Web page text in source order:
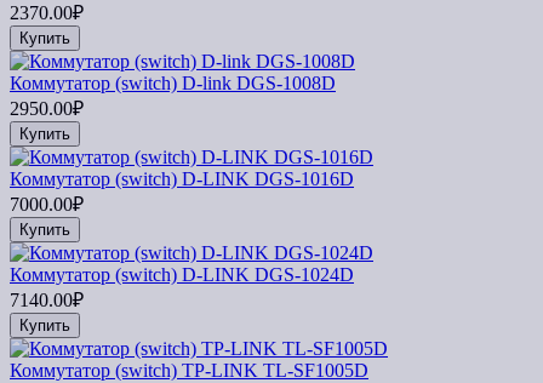
2370.00₽
Купить
Коммутатор (switch) D-link DGS-1008D
2950.00₽
Купить
Коммутатор (switch) D-LINK DGS-1016D
7000.00₽
Купить
Коммутатор (switch) D-LINK DGS-1024D
7140.00₽
Купить
Коммутатор (switch) TP-LINK TL-SF1005D